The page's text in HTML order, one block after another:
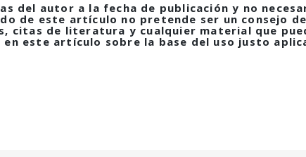
del autor a la fecha de publicación y no
de este artículo no pretende ser un consejo
citas de literatura y cualquier material que
este artículo sobre la base del uso justo